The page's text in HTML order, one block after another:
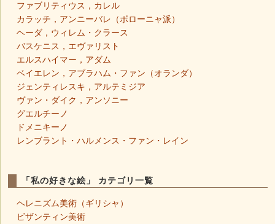
ファブリティウス，カレル
カラッチ，アンニーバレ（ボローニャ派）
ヘーダ，ウィレム・クラース
バスケニス，エヴァリスト
エルスハイマー，アダム
ベイエレン，アブラハム・ファン（オランダ）
ジェンティレスキ，アルテミジア
ヴァン・ダイク，アンソニー
グエルチーノ
ドメニキーノ
レンブラント・ハルメンス・ファン・レイン
「私の好きな絵」 カテゴリ一覧
ヘレニズム美術（ギリシャ）
ビザンティン美術